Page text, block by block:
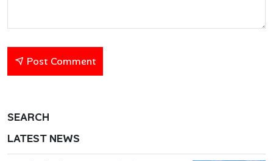
Post Comment
SEARCH
LATEST NEWS